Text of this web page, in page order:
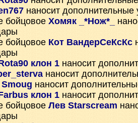
наносит дополнительные
бойцовое Хомяк _*Нож*_
бойцовое Кот ВандерСеКсКс
клон 1 наносит
наносит
наносит
клон 1 наносит
бойцовое Лев Starscream